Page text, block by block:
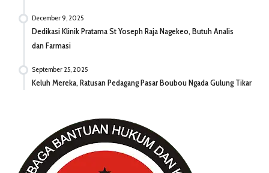
December 9, 2025
Dedikasi Klinik Pratama St Yoseph Raja Nagekeo, Butuh Analis
dan Farmasi
September 25, 2025
Keluh Mereka, Ratusan Pedagang Pasar Boubou Ngada Gulung Tikar